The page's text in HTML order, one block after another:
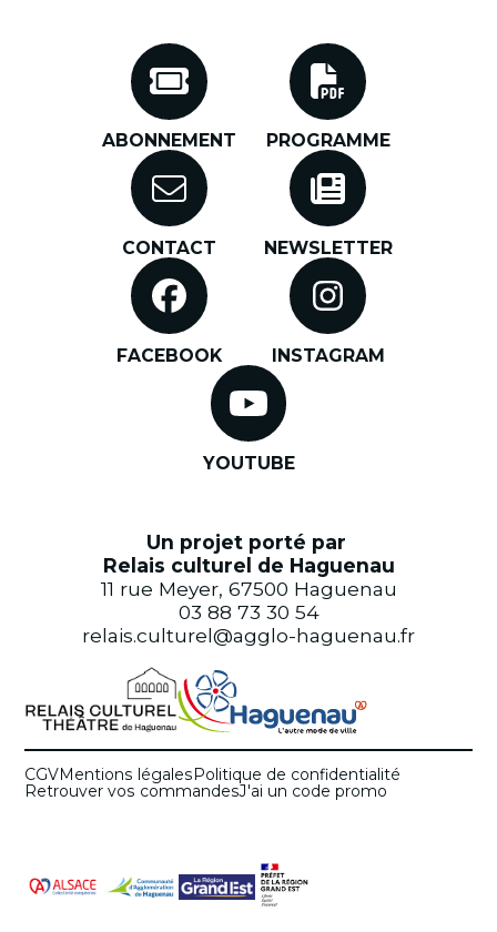
ABONNEMENT PROGRAMME
CONTACT NEWSLETTER
FACEBOOK INSTAGRAM
YOUTUBE
Un projet porté par
Relais culturel de Haguenau
11 rue Meyer, 67500 Haguenau
03 88 73 30 54
relais.culturel@agglo-haguenau.fr
CGVMentions légales Politique de confidentialité
Retrouver vos commandesJ'ai un code promo